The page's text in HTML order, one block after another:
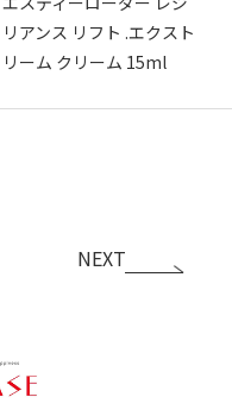
リアンス リフト .エクスト
リーム クリーム 15ml
NEXT